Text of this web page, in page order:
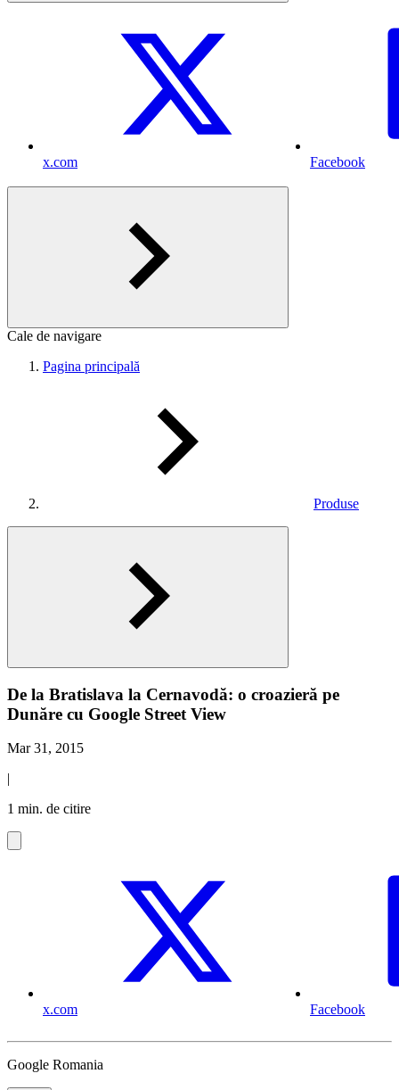
x.com Facebook
Cale de navigare
Pagina principală
Produse
De la Bratislava la Cernavodă: o croazieră pe
Dunăre cu Google Street View
Mar 31, 2015
|
1 min. de citire
x.com Facebook
Google Romania